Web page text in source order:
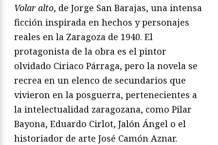
Volar alto, de Jorge San Barajas, una intensa
ficción inspirada en hechos y personajes
reales en la Zaragoza de 1940. El
protagonista de la obra es el pintor
olvidado Ciriaco Párraga, pero la novela se
recrea en un elenco de secundarios que
vivieron en la posguerra, pertenecientes a
la intelectualidad zaragozana, como Pilar
Bayona, Eduardo Cirlot, Jalón Ángel o el
historiador de arte José Camón Aznar.